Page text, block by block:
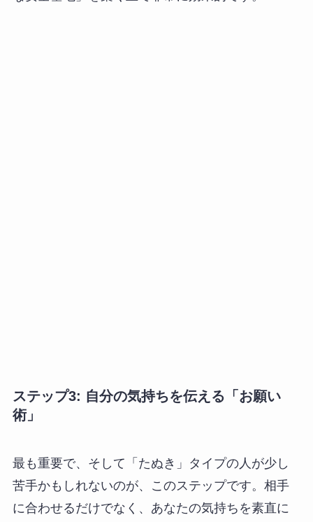
ステップ3: 自分の気持ちを伝える「お願い
術」
最も重要で、そして「たぬき」タイプの人が少し
苦手かもしれないのが、このステップです。相手
に合わせるだけでなく、あなたの気持ちを素直に